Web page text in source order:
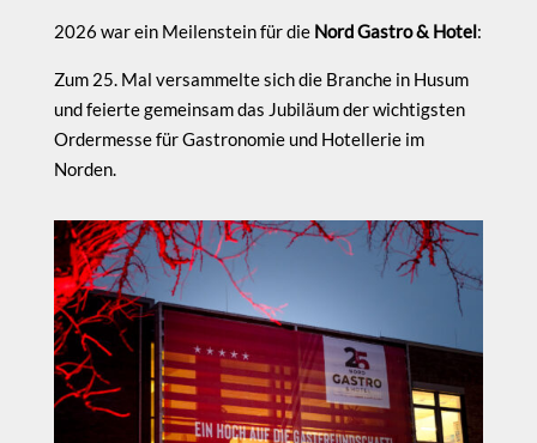
2026 war ein Meilenstein für die Nord Gastro & Hotel:
Zum 25. Mal versammelte sich die Branche in Husum
und feierte gemeinsam das Jubiläum der wichtigsten
Ordermesse für Gastronomie und Hotellerie im
Norden.